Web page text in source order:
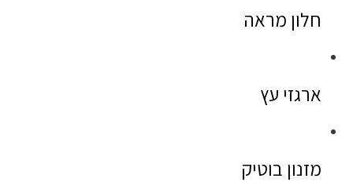
חלון מראה
ארגזי עץ
מזנון בוטיק